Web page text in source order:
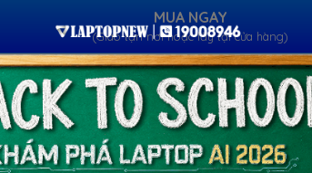
MUA NGAY
(Giao tận nơi hoặc lấy tại cửa hàng)
ƯU ĐÃI TỐT NHẤT TRONG NĂM
BACK TO SCHOOL 2026.Xem chi tiết
- Laptop văn phòng. Giảm TM 300K